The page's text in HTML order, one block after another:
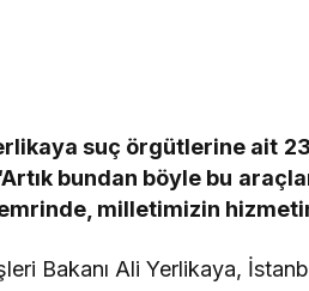
suç örgütlerine ait
bundan böyle bu
milletimizin
Bakanı Ali Yerlikaya,